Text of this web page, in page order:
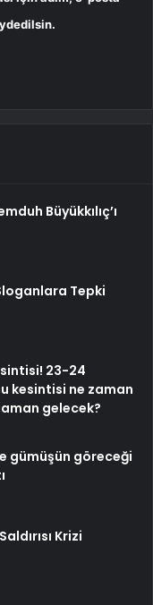
Büyükkılıç’ı
Tepki
23-24
kesintisi ne zaman
gelecek?
gümüşün göreceği
Krizi